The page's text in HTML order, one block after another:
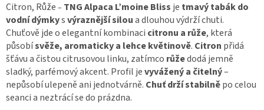
Citron, Růže – TNG Alpaca L’moine Bliss je tmavý tabák do
vodní dýmkysvýraznější siloua dlouhou výdrží chuti.
Chuťově jde o elegantní kombinaci citronu a růže, která
působísvěže, aromaticky a lehce květinově. Citron přidá
šťávu a čistou citrusovou linku, zatímco růžedodá jemně
sladký, parfémový akcent. Profil jevyvážený a čitelný–
nepůsobí ulepeně ani jednotvárně. Chuť drží stabilněpo celou
seanci a neztrácí se do prázdna.